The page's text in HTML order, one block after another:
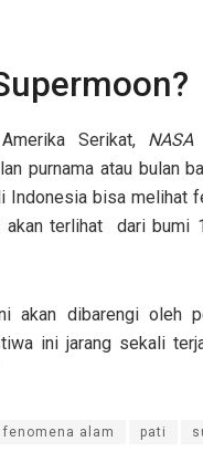
Serikat,
purnama atau bulan
bisa melihat
akan terlihat dari bumi
akan dibarengi oleh
ini jarang sekali
fenomena alam pati